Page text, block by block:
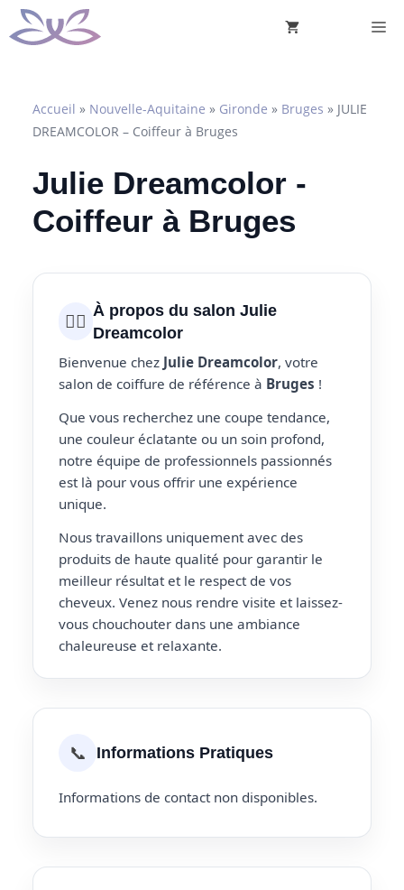
Aller
au
Accueil » Nouvelle-Aquitaine » Gironde » Bruges » JULIE
DREAMCOLOR – Coiffeur à Bruges
Julie Dreamcolor -
Coiffeur à Bruges
💇‍♀️ À propos du salon Julie
Dreamcolor
Bienvenue chez Julie Dreamcolor, votre
salon de coiffure de référence à Bruges !
Que vous recherchez une coupe tendance,
une couleur éclatante ou un soin profond,
notre équipe de professionnels passionnés
est là pour vous offrir une expérience
unique.
Nous travaillons uniquement avec des
produits de haute qualité pour garantir le
meilleur résultat et le respect de vos
cheveux. Venez nous rendre visite et laissez-
vous chouchouter dans une ambiance
chaleureuse et relaxante.
📞 Informations Pratiques
Informations de contact non disponibles.